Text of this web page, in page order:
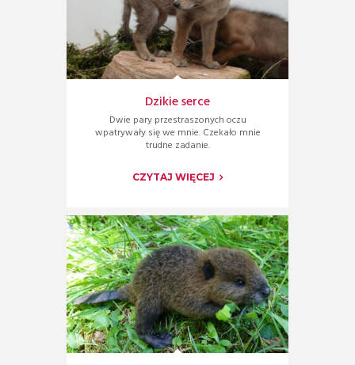
Dzikie serce
Dwie pary przestraszonych oczu
wpatrywały się we mnie. Czekało mnie
trudne zadanie.
CZYTAJ WIĘCEJ